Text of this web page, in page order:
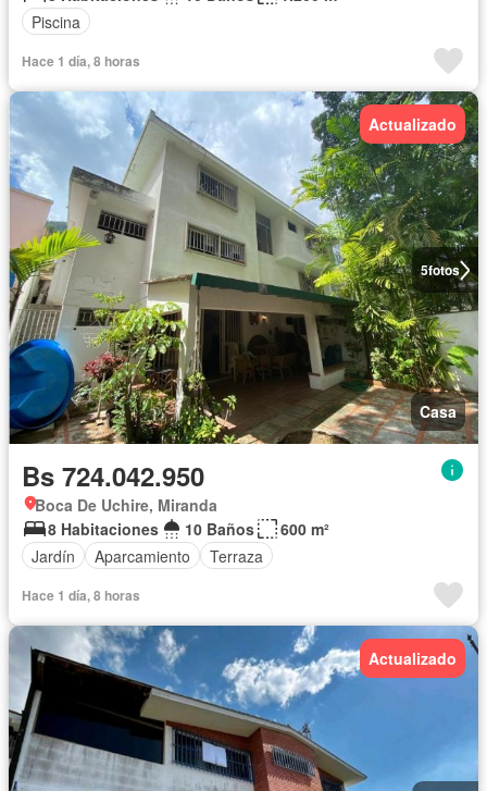
Piscina
Hace 1 día, 8 horas
5fotos
Actualizado
Casa
Bs 724.042.950
Boca De Uchire, Miranda
8 Habitaciones
10 Baños
600 m²
Jardín
Aparcamiento Terraza
Hace 1 día, 8 horas
Actualizado